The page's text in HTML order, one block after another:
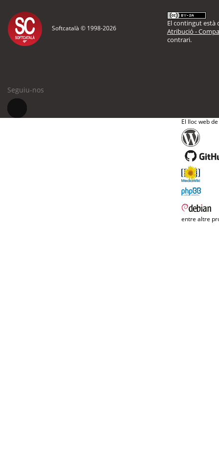
Softcatalà © 1998-2026
El contingut està
Atribució -
contrari.
Seguiu-nos
El lloc web
entre altre